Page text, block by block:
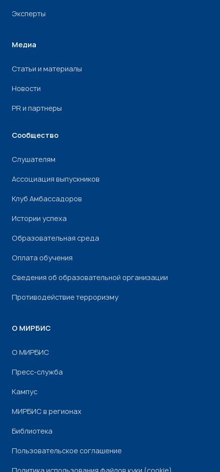
Эксперты
Медиа
Статьи и материалы
Новости
PR и партнеры
Сообщество
Слушателям
Ассоциация выпускников
Клуб Амбассадоров
Истории успеха
Образовательная среда
Оплата обучения
Сведения об образовательной организации
Противодействие терроризму
О МИРБИС
О МИРБИС
Пресс-служба
Кампус
МИРБИС в регионах
Библиотека
Пользовательское соглашение